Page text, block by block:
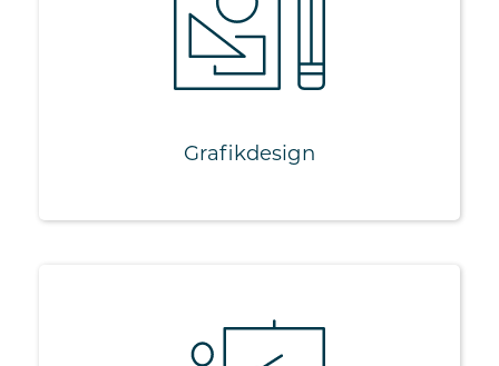
Grafikdesign
Out-of-Home
Employer Branding